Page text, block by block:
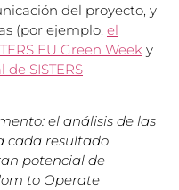
del proyecto, y
(por ejemplo, el
EU Green Week y
SISTERS
el análisis de las
cada resultado
potencial de
to Operate